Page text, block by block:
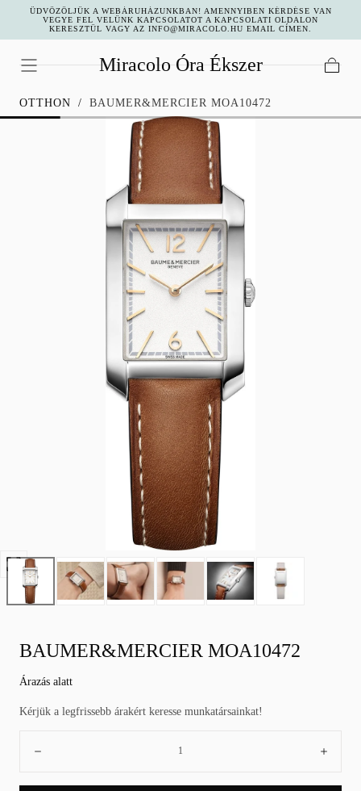
UGRÁS A
TARTALOMHOZ
ÜDVÖZÖLJÜK A WEBÁRUHÁZUNKBAN! AMENNYIBEN KÉRDÉSE VAN
VEGYE FEL VELÜNK KAPCSOLATOT A KAPCSOLATI OLDALON
KERESZTÜL VAGY AZ INFO@MIRACOLO.HU EMAIL CÍMEN.
Miracolo Óra Ékszer
Nyissa
meg
a
médiát
modálisan
OTTHON / BAUMER&MERCIER MOA10472
BAUMER&MERCIER MOA10472
Normál
Árazás alatt
Kérjük a legfrissebb árakért keresse munkatársainkat!